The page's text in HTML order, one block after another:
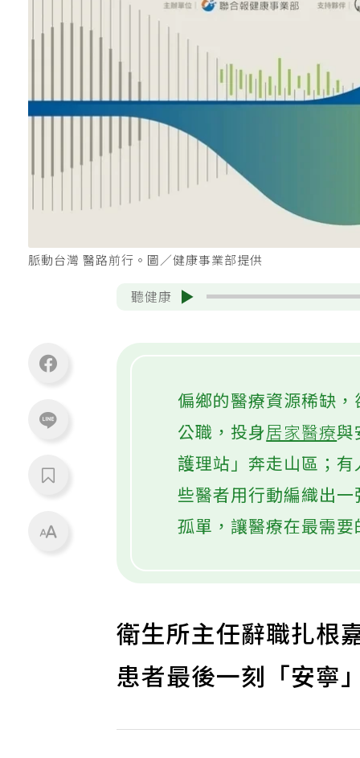
脈動台灣 醫路前行。圖／健康事業部提供
聽健康
偏鄉的醫療資源稀缺
公職，投身居家醫療
護理站」奔走山區；
些醫者用行動編織出
孤單，讓醫療在最需
衛生所主任辭職扎根
患者最後一刻「安寧